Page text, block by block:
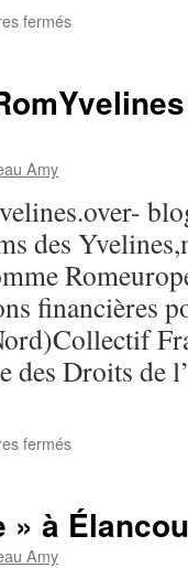
ferméssur
le
Amy
des
financières
des Droits
ferméssur
RomYvelines
de
» à
Amy